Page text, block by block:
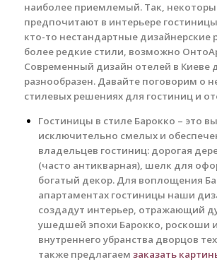
наиболее приемлемый. Так,
предпочитают в интерьере гостиницы
кто-то нестандартные дизайнерские
более редкие стили, возможно
Современный дизайн отелей в Киеве
разнообразен. Давайте поговорим о
стилевых решениях для гостиниц и
Гостиницы в стиле Барокко – это
исключительно смелых и
владельцев гостиниц: дорогая
(часто антикварная), шелк для
богатый декор. Для воплощения
апартаментах гостиницы наши
создадут интерьер, отражающий
ушедшей эпохи Барокко, роскоши и
внутреннего убранства дворцов
также предлагаем заказать